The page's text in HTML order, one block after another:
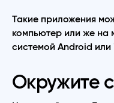
Такие приложения
компьютер или же на
системой Аndroid или
Окружите